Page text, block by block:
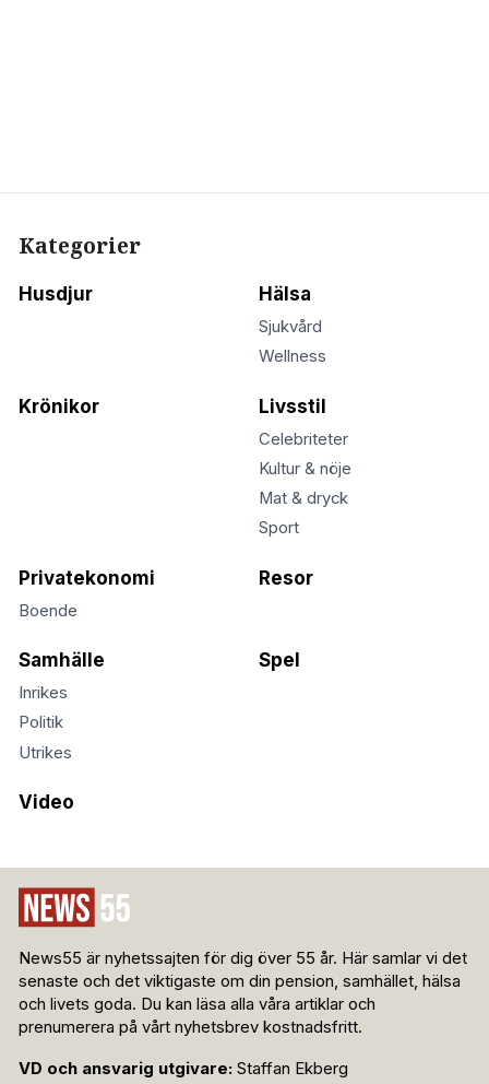
Kategorier
Husdjur Hälsa
Sjukvård
Wellness
Krönikor Livsstil
Celebriteter
Kultur & nöje
Mat & dryck
Sport
Privatekonomi
Boende
Resor
Samhälle
Inrikes
Politik
Utrikes
Spel
Video
News55 är nyhetssajten för dig över 55 år. Här samlar vi det
senaste och det viktigaste om din pension, samhället, hälsa
och livets goda. Du kan läsa alla våra artiklar och
prenumerera på vårt nyhetsbrev kostnadsfritt.
VD och ansvarig utgivare: Staffan Ekberg